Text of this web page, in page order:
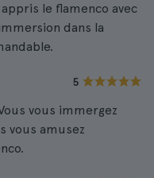
le flamenco avec
dans la
5
vous immergez
vous amusez